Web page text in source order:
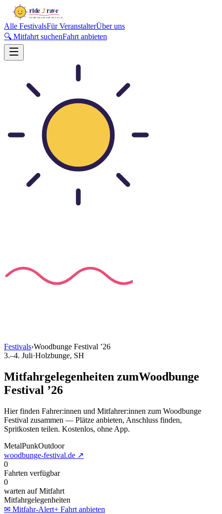
Alle FestivalsFür VeranstalterÜber uns
🔍 Mitfahrt suchenFahrt anbieten
Festivals›Woodbunge Festival ’26
3.–4. Juli·Holzbunge, SH
Mitfahrgelegenheiten zumWoodbunge
Festival ’26
Hier finden Fahrer:innen und Mitfahrer:innen zum Woodbunge
Festival zusammen — Plätze anbieten, Anschluss finden,
Spritkosten teilen. Kostenlos, ohne App.
MetalPunkOutdoor
woodbunge-festival.de ↗
0
Fahrten verfügbar
0
warten auf Mitfahrt
Mitfahrgelegenheiten
✉ Mitfahr-Alert+ Fahrt anbieten